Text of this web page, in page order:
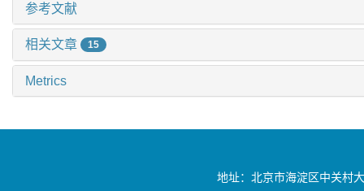
参考文献
相关文章 15
Metrics
地址：北京市海淀区中关村